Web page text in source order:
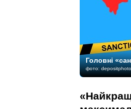
Головні
фото: